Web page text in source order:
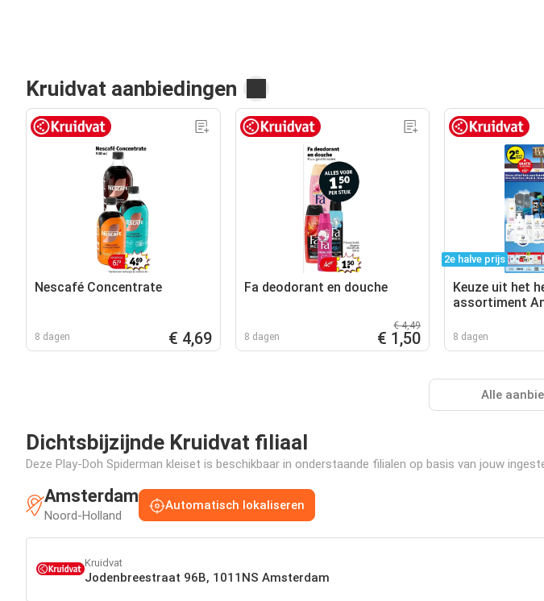
Kruidvat aanbiedingen
Nescafé Concentrate
8 dagen € 4,69
Fa deodorant en douche
8 dagen
€ 4,49
€ 1,50
2e halve prijs
Keuze uit het
assortiment
Neutral,
Zwitsal.
8 dagen
Alle
Dichtsbijzijnde Kruidvat filiaal
Deze Play-Doh Spiderman kleiset is beschikbaar in onderstaande filialen op basis van jouw
Amsterdam
Noord-Holland
Automatisch lokaliseren
Kruidvat
Jodenbreestraat 96B, 1011NS Amsterdam